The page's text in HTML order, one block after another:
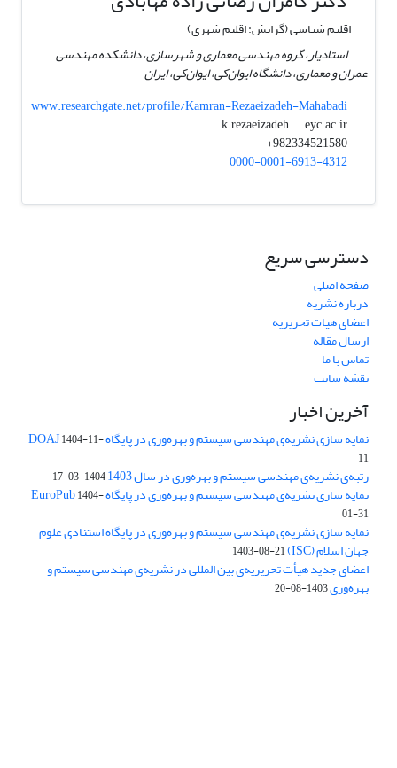
اقلیم شناسی (گرایش: اقلیم شهری)
استادیار، گروه مهندسی معماری و شهرسازی، دانشکده مهندسی
عمران و معماری، دانشگاه ایوان‌کی، ایوان‌کی، ایران
www.researchgate.net/profile/Kamran-Rezaeizadeh-Mahabadi
k.rezaeizadeh
eyc.ac.ir
982334521580+
0000-0001-6913-4312
دسترسی سریع
صفحه اصلی
درباره نشریه
اعضای هیات تحریریه
ارسال مقاله
تماس با ما
نقشه سایت
آخرین اخبار
نمایه سازی نشریه‌ی مهندسی سیستم و بهره‌وری در پایگاه DOAJ1404-11-
11
رتبه‌ی نشریه‌ی مهندسی سیستم و بهره‌وری در سال 1403 1404-03-17
نمایه سازی نشریه‌ی مهندسی سیستم و بهره‌وری در پایگاه EuroPub1404-
01-31
نمایه سازی نشریه‌ی مهندسی سیستم و بهره‌وری در پایگاه استنادی علوم
جهان اسلام (ISC) 1403-08-21
اعضای جدید هیأت تحریریه‌ی بین المللی در نشریه‌ی مهندسی سیستم و
بهره‌وری1403-08-20